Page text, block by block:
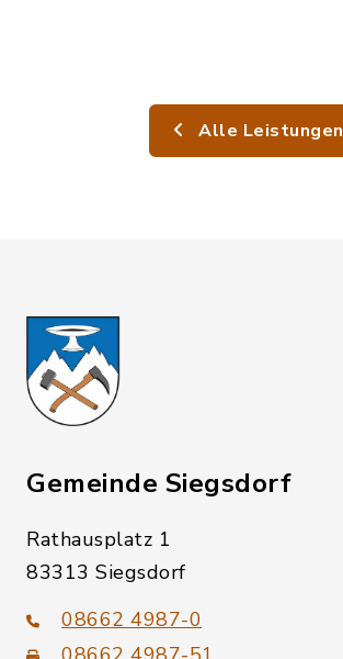
Alle Leistungen
Gemeinde Siegsdorf
Rathausplatz 1
83313 Siegsdorf
08662 4987-0